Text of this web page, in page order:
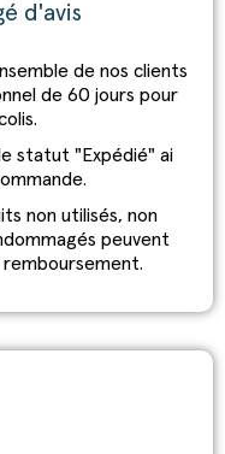
d'avis
de nos clients
de 60 jours pour
statut "Expédié" ai
non utilisés, non
peuvent